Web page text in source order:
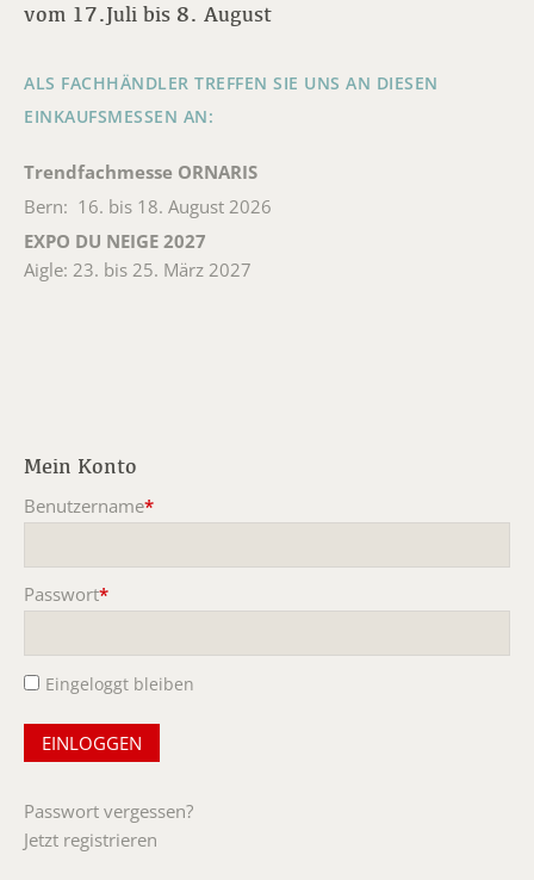
vom 17.Juli bis 8. August
ALS FACHHÄNDLER TREFFEN SIE UNS AN DIESEN
EINKAUFSMESSEN AN:
Trendfachmesse ORNARIS
Bern: 16. bis 18. August 2026
EXPO DU NEIGE 2027
Aigle: 23. bis 25. März 2027
Mein Konto
Benutzername*
Passwort*
Eingeloggt bleiben
Passwort vergessen?
Jetzt registrieren